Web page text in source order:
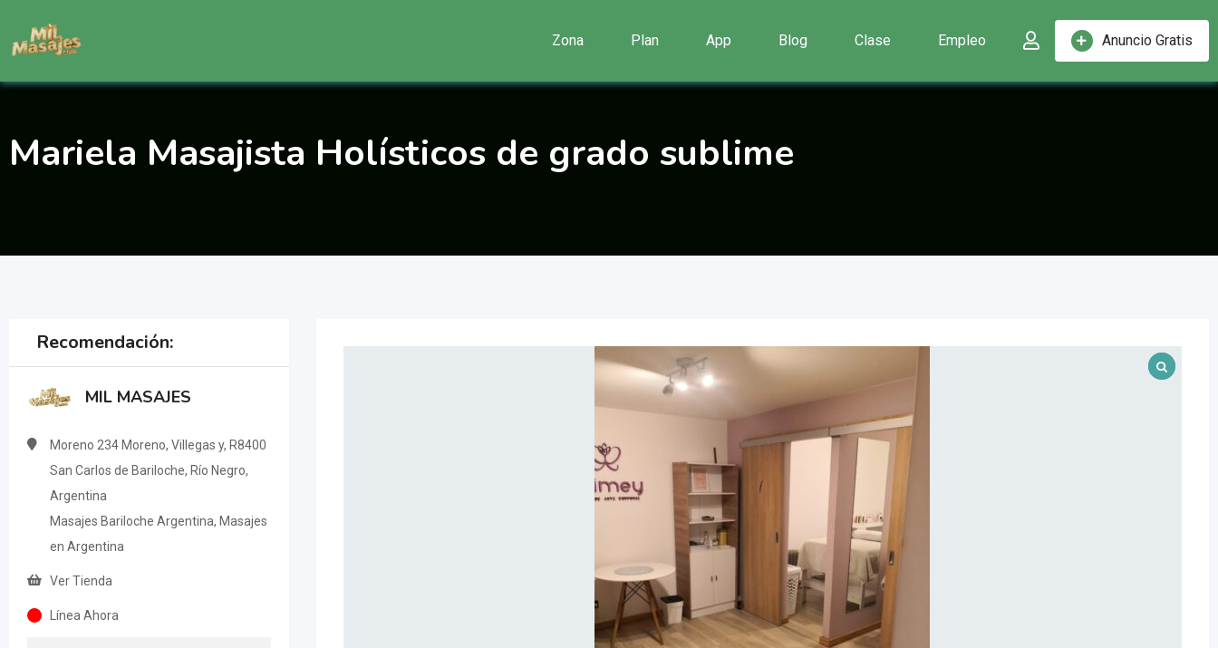
contenido
Anuncio Gratis
Zona Plan App Blog Clase Empleo
Mariela Masajista Holísticos de grado sublime
Recomendación:
MIL MASAJES
Moreno 234 Moreno, Villegas y, R8400
San Carlos de Bariloche, Río Negro,
Argentina
Masajes Bariloche Argentina, Masajes
en Argentina
Ver Tienda
Línea Ahora